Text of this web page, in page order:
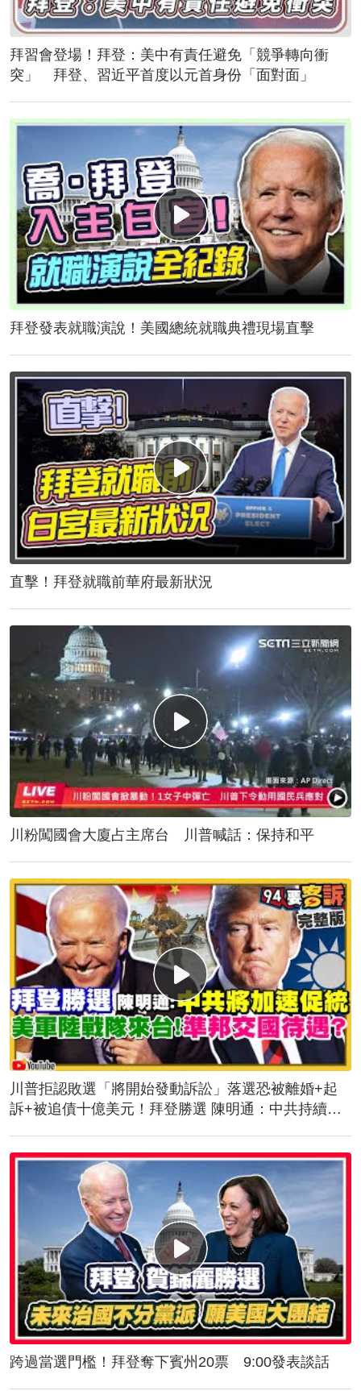
拜習會登場！拜登：美中有責任避免「競爭轉向衝
突」 拜登、習近平首度以元首身份「面對面」
拜登發表就職演說！美國總統就職典禮現場直擊
直擊！拜登就職前華府最新狀況
川粉闖國會大廈占主席台 川普喊話：保持和平
川普拒認敗選「將開始發動訴訟」落選恐被離婚+起
訴+被追債十億美元！拜登勝選 陳明通：中共持續對
跨過當選門檻！拜登奪下賓州20票 9:00發表談話